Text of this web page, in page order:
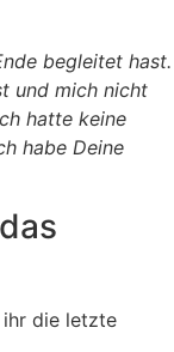
begleitet hast.
und mich nicht
hatte keine
habe Deine
ihr die letzte